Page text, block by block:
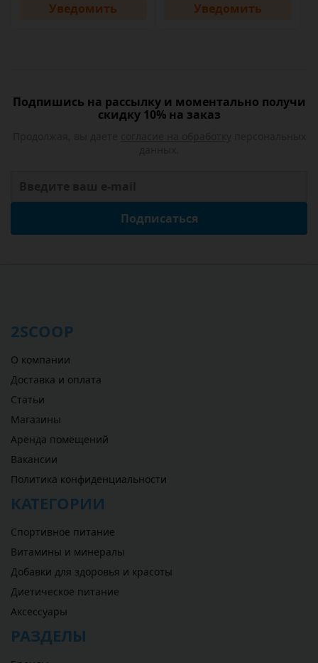
Уведомить Уведомить
Подпишись на рассылку и моментально получи
скидку 10% на заказ
Подписаться
2SCOOP
О компании
Доставка и оплата
Статьи
Магазины
Аренда помещений
Вакансии
Политика конфиденциальности
КАТЕГОРИИ
Спортивное питание
Витамины и минералы
Добавки для здоровья и красоты
Диетическое питание
Аксессуары
РАЗДЕЛЫ